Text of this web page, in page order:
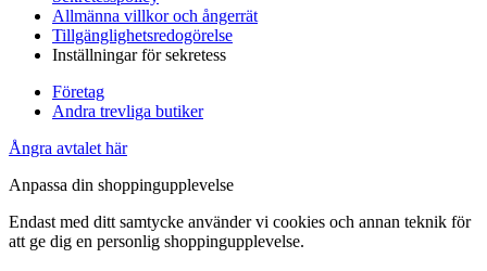
Allmänna villkor och ångerrät
Tillgänglighetsredogörelse
Inställningar för sekretess
Företag
Andra trevliga butiker
Ångra avtalet här
Anpassa din shoppingupplevelse
Endast med ditt samtycke använder vi cookies och annan teknik för
att ge dig en personlig shoppingupplevelse.